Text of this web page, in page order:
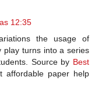
12:35
the usage of
play turns into a series
Source by Best
affordable paper help